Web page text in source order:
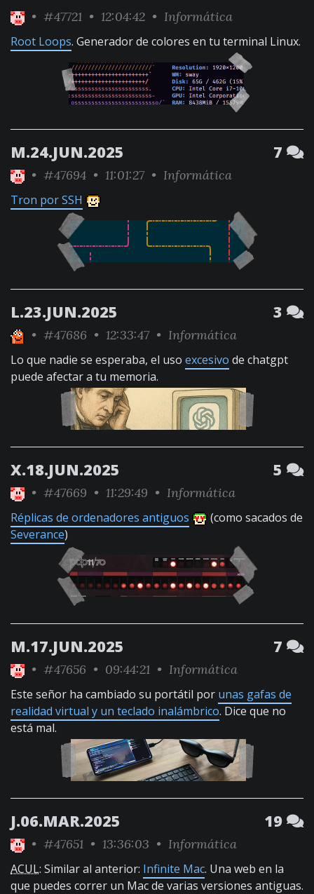
• #47721 • 12:04:42 • Informática
Root Loops. Generador de colores en tu terminal Linux.
M.24.JUN.2025 7
• #47694 • 11:01:27 • Informática
Tron por SSH
L.23.JUN.2025 3
• #47686 • 12:33:47 • Informática
Lo que nadie se esperaba, el uso excesivo de chatgpt
puede afectar a tu memoria.
X.18.JUN.2025 5
• #47669 • 11:29:49 • Informática
Réplicas de ordenadores antiguos
(como sacados de
Severance)
M.17.JUN.2025 7
• #47656 • 09:44:21 • Informática
Este señor ha cambiado su portátil por unas gafas de
realidad virtual y un teclado inalámbrico. Dice que no
está mal.
J.06.MAR.2025 19
• #47651 • 13:36:03 • Informática
ACUL: Similar al anterior: Infinite Mac. Una web en la
que puedes correr un Mac de varias versiones antiguas.